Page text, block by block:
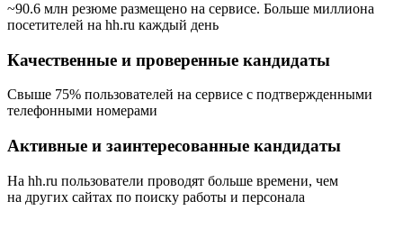
~90.6 млн резюме размещено на сервисе. Больше миллиона
посетителей на hh.ru каждый день
Качественные и проверенные кандидаты
Свыше 75% пользователей на сервисе с подтвержденными
телефонными номерами
Активные и заинтересованные кандидаты
На hh.ru пользователи проводят больше времени, чем
на других сайтах по поиску работы и персонала